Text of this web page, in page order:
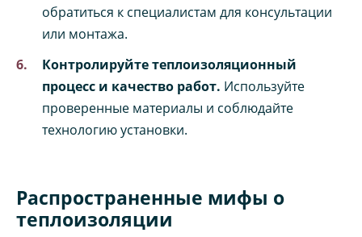
обратиться к специалистам для консультации
или монтажа.
Контролируйте теплоизоляционный
процесс и качество работ. Используйте
проверенные материалы и соблюдайте
технологию установки.
Распространенные мифы о
теплоизоляции